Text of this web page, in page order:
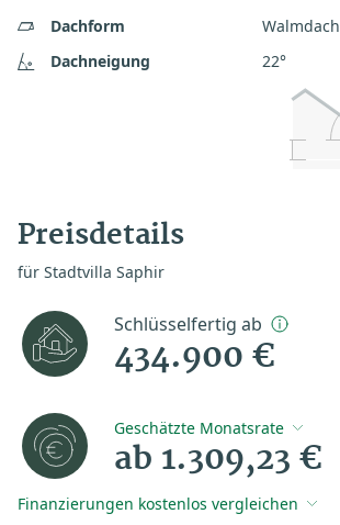
Dachform
Walmdach
Dachneigung
22°
Preisdetails
für Stadtvilla Saphir
Schlüsselfertig ab
434.900 €
Geschätzte Monatsrate
ab 1.309,23 €
Finanzierungen kostenlos vergleichen